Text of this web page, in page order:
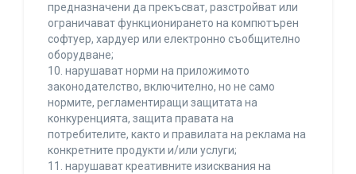
предназначени да прекъсват, разстройват или
ограничават функционирането на компютърен
софтуер, хардуер или електронно съобщително
оборудване;
10. нарушават норми на приложимото
законодателство, включително, но не само
нормите, регламентиращи защитата на
конкуренцията, защита правата на
потребителите, както и правилата на реклама на
конкретните продукти и/или услуги;
11. нарушават креативните изисквания на